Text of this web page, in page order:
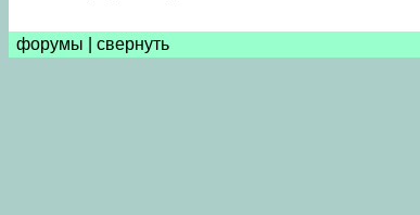
форумы свернуть